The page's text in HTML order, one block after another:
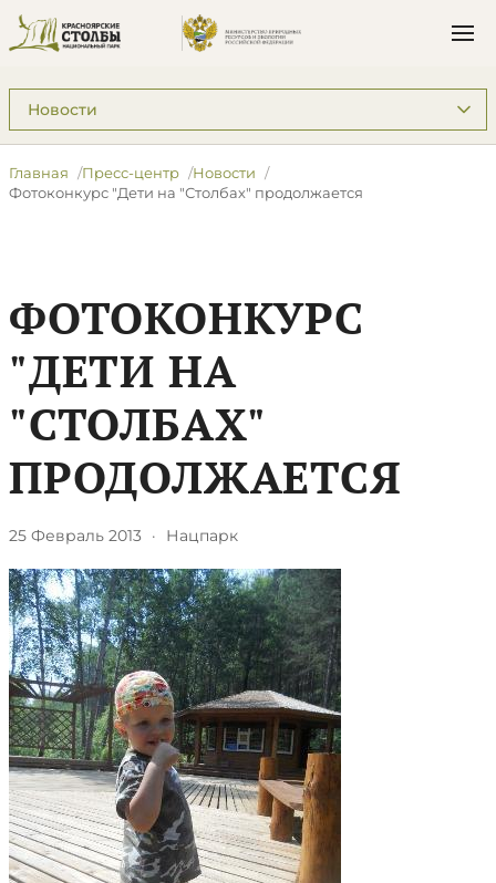
Подразделы: Пресс-центр
Главная Пресс-центр
Новости
Фотоконкурс "Дети на "Столбах" продолжается
ФОТОКОНКУРС
"ДЕТИ НА
"СТОЛБАХ"
ПРОДОЛЖАЕТСЯ
25 Февраль 2013 · Нацпарк